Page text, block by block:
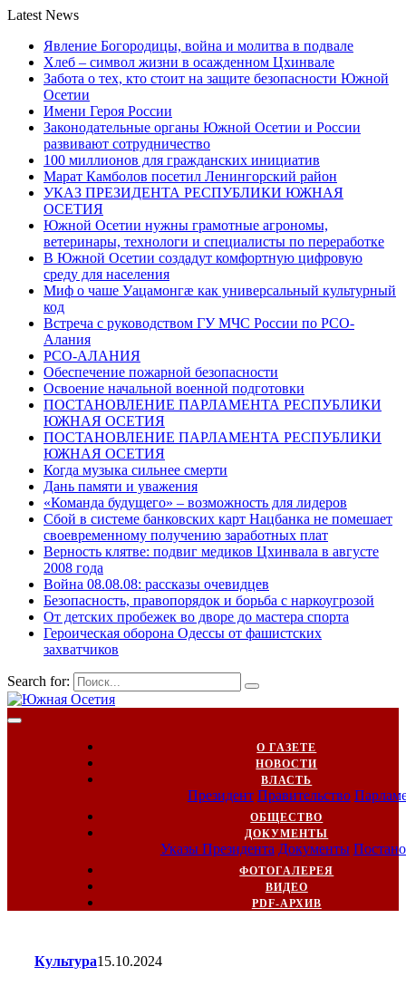
Latest News
Явление Богородицы, война и молитва в подвале
Хлеб – символ жизни в осажденном Цхинвале
Забота о тех, кто стоит на защите безопасности Южной
Осетии
Имени Героя России
Законодательные органы Южной Осетии и России
развивают сотрудничество
100 миллионов для гражданских инициатив
Марат Камболов посетил Ленингорский район
УКАЗ ПРЕЗИДЕНТА РЕСПУБЛИКИ ЮЖНАЯ
ОСЕТИЯ
Южной Осетии нужны грамотные агрономы,
ветеринары, технологи и специалисты по переработке
В Южной Осетии создадут комфортную цифровую
среду для населения
Миф о чаше Уацамонгæ как универсальный культурный
код
Встреча с руководством ГУ МЧС России по РСО-
Алания
РСО-АЛАНИЯ
Обеспечение пожарной безопасности
Освоение начальной военной подготовки
ПОСТАНОВЛЕНИЕ ПАРЛАМЕНТА РЕСПУБЛИКИ
ЮЖНАЯ ОСЕТИЯ
ПОСТАНОВЛЕНИЕ ПАРЛАМЕНТА РЕСПУБЛИКИ
ЮЖНАЯ ОСЕТИЯ
Когда музыка сильнее смерти
Дань памяти и уважения
«Команда будущего» – возможность для лидеров
Сбой в системе банковских карт Нацбанка не помешает
своевременному получению заработных плат
Верность клятве: подвиг медиков Цхинвала в августе
2008 года
Война 08.08.08: рассказы очевидцев
Безопасность, правопорядок и борьба с наркоугрозой
От детских пробежек во дворе до мастера спорта
Героическая оборона Одессы от фашистских
захватчиков
Search for:
О ГАЗЕТЕ
НОВОСТИ
ВЛАСТЬ
Президент Правительство
ОБЩЕСТВО
ДОКУМЕНТЫ
Указы Президента Документы
ФОТОГАЛЕРЕЯ
ВИДЕО
PDF-АРХИВ
Культура15.10.2024